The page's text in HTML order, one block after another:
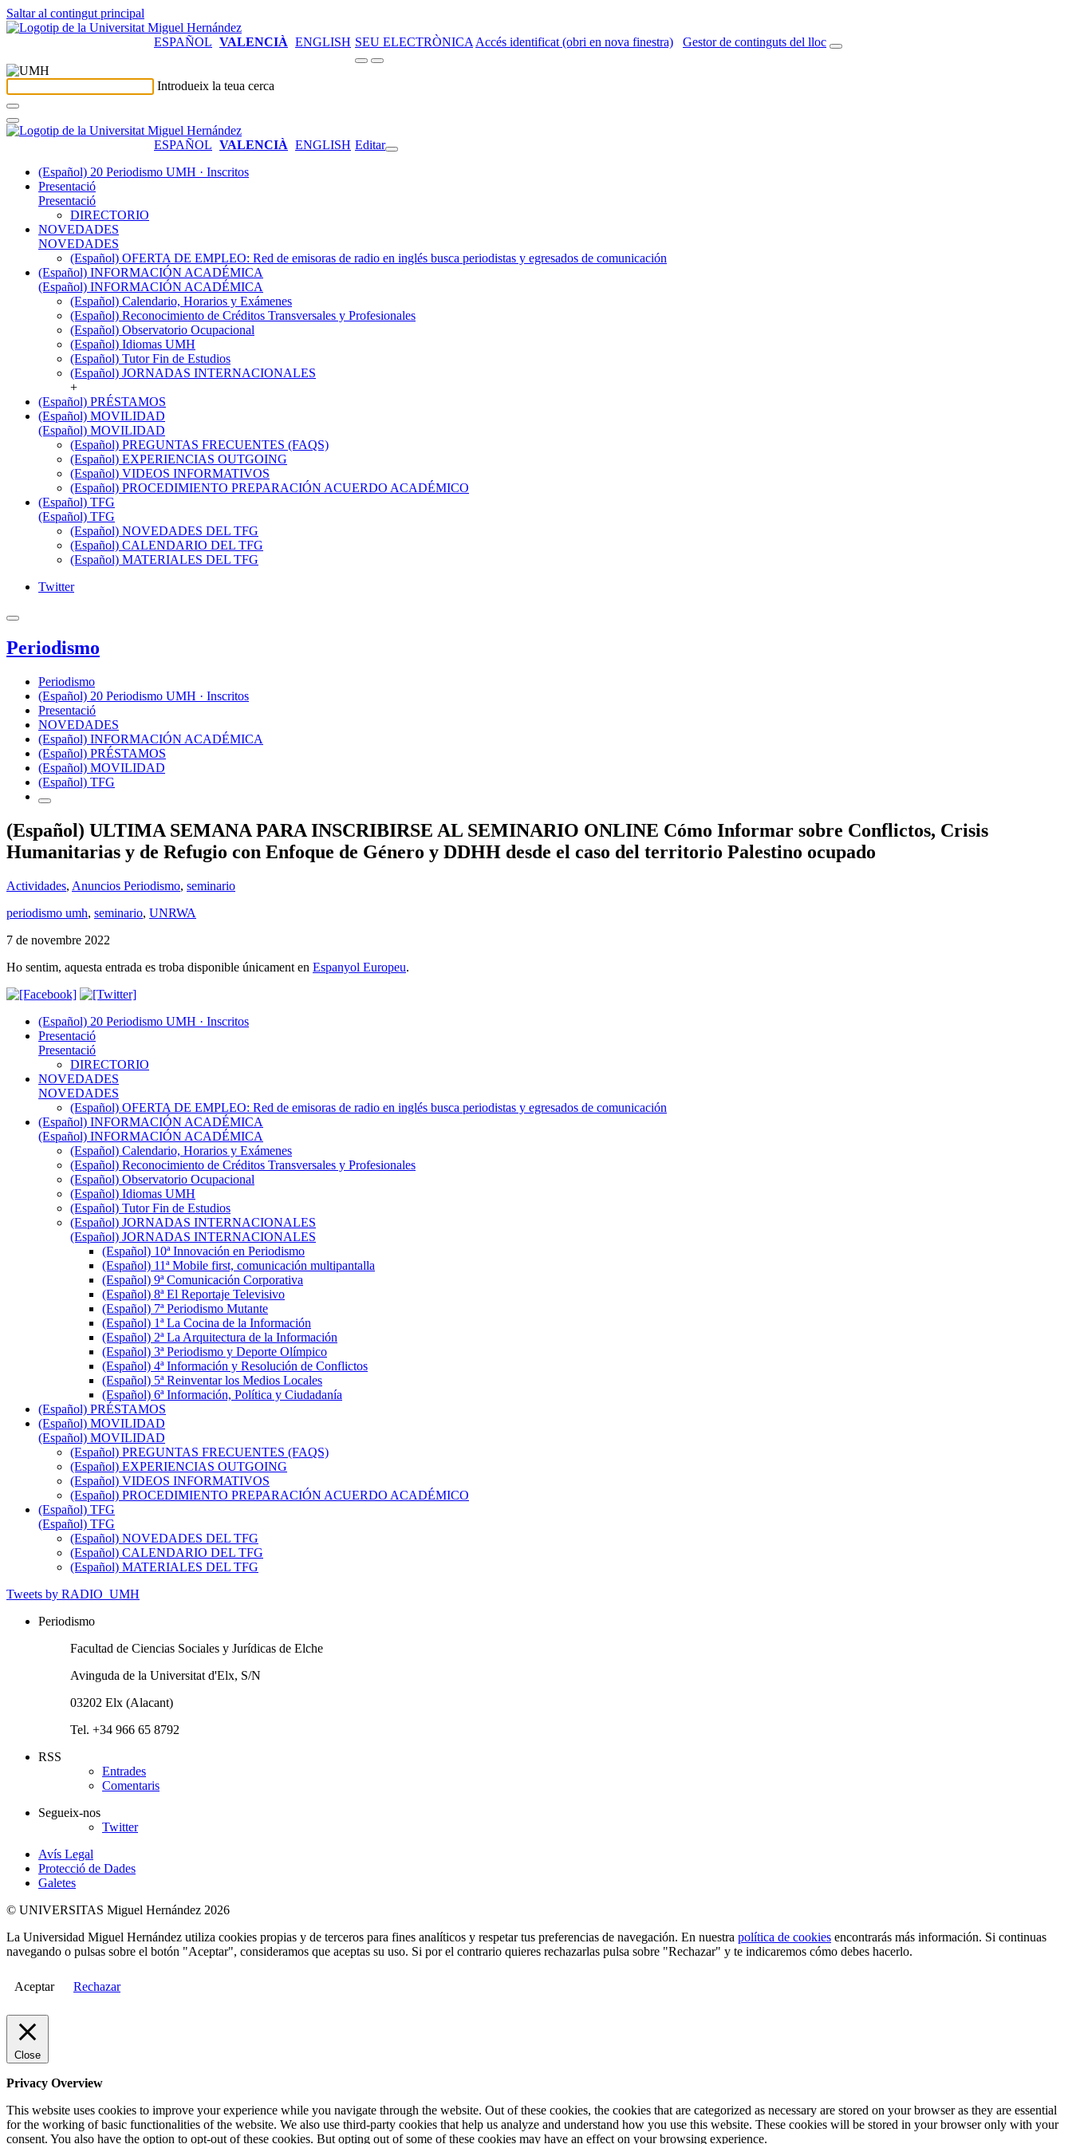
Saltar al contingut principal
ESPAÑOL VALENCIÀ ENGLISH SEU ELECTRÒNICA Accés identificat (obri en nova finestra) Gestor de continguts del lloc
Introdueix la teua cerca
ESPAÑOL VALENCIÀ ENGLISH Editar
(Español) 20 Periodismo UMH · Inscritos
Presentació
Presentació
DIRECTORIO
NOVEDADES
NOVEDADES
(Español) OFERTA DE EMPLEO: Red de emisoras de radio en inglés busca periodistas y egresados de comunicación
(Español) INFORMACIÓN ACADÉMICA
(Español) INFORMACIÓN ACADÉMICA
(Español) Calendario, Horarios y Exámenes
(Español) Reconocimiento de Créditos Transversales y Profesionales
(Español) Observatorio Ocupacional
(Español) Idiomas UMH
(Español) Tutor Fin de Estudios
(Español) JORNADAS INTERNACIONALES
+
(Español) PRÉSTAMOS
(Español) MOVILIDAD
(Español) MOVILIDAD
(Español) PREGUNTAS FRECUENTES (FAQS)
(Español) EXPERIENCIAS OUTGOING
(Español) VIDEOS INFORMATIVOS
(Español) PROCEDIMIENTO PREPARACIÓN ACUERDO ACADÉMICO
(Español) TFG
(Español) TFG
(Español) NOVEDADES DEL TFG
(Español) CALENDARIO DEL TFG
(Español) MATERIALES DEL TFG
Twitter
Periodismo
Periodismo
(Español) 20 Periodismo UMH · Inscritos
Presentació
NOVEDADES
(Español) INFORMACIÓN ACADÉMICA
(Español) PRÉSTAMOS
(Español) MOVILIDAD
(Español) TFG
(Español) ULTIMA SEMANA PARA INSCRIBIRSE AL SEMINARIO ONLINE Cómo Informar sobre Conflictos, Crisis
Humanitarias y de Refugio con Enfoque de Género y DDHH desde el caso del territorio Palestino ocupado
Actividades, Anuncios Periodismo, seminario
periodismo umh, seminario, UNRWA
7 de novembre 2022
Ho sentim, aquesta entrada es troba disponible únicament en Espanyol Europeu.
(Español) 20 Periodismo UMH · Inscritos
Presentació
Presentació
DIRECTORIO
NOVEDADES
NOVEDADES
(Español) OFERTA DE EMPLEO: Red de emisoras de radio en inglés busca periodistas y egresados de comunicación
(Español) INFORMACIÓN ACADÉMICA
(Español) INFORMACIÓN ACADÉMICA
(Español) Calendario, Horarios y Exámenes
(Español) Reconocimiento de Créditos Transversales y Profesionales
(Español) Observatorio Ocupacional
(Español) Idiomas UMH
(Español) Tutor Fin de Estudios
(Español) JORNADAS INTERNACIONALES
(Español) JORNADAS INTERNACIONALES
(Español) 10ª Innovación en Periodismo
(Español) 11ª Mobile first, comunicación multipantalla
(Español) 9ª Comunicación Corporativa
(Español) 8ª El Reportaje Televisivo
(Español) 7ª Periodismo Mutante
(Español) 1ª La Cocina de la Información
(Español) 2ª La Arquitectura de la Información
(Español) 3ª Periodismo y Deporte Olímpico
(Español) 4ª Información y Resolución de Conflictos
(Español) 5ª Reinventar los Medios Locales
(Español) 6ª Información, Política y Ciudadanía
(Español) PRÉSTAMOS
(Español) MOVILIDAD
(Español) MOVILIDAD
(Español) PREGUNTAS FRECUENTES (FAQS)
(Español) EXPERIENCIAS OUTGOING
(Español) VIDEOS INFORMATIVOS
(Español) PROCEDIMIENTO PREPARACIÓN ACUERDO ACADÉMICO
(Español) TFG
(Español) TFG
(Español) NOVEDADES DEL TFG
(Español) CALENDARIO DEL TFG
(Español) MATERIALES DEL TFG
Tweets by RADIO_UMH
Periodismo
Facultad de Ciencias Sociales y Jurídicas de Elche
Avinguda de la Universitat d'Elx, S/N
03202 Elx (Alacant)
Tel. +34 966 65 8792
RSS
Entrades
Comentaris
Segueix-nos
Twitter
Avís Legal
Protecció de Dades
Galetes
© UNIVERSITAS Miguel Hernández 2026
La Universidad Miguel Hernández utiliza cookies propias y de terceros para fines analíticos y respetar tus preferencias de navegación. En nuestra política de cookies encontrarás más información. Si continuas
navegando o pulsas sobre el botón "Aceptar", consideramos que aceptas su uso. Si por el contrario quieres rechazarlas pulsa sobre "Rechazar" y te indicaremos cómo debes hacerlo.
Aceptar Rechazar
Close
Privacy Overview
This website uses cookies to improve your experience while you navigate through the website. Out of these cookies, the cookies that are categorized as necessary are stored on your browser as they are essential
for the working of basic functionalities of the website. We also use third-party cookies that help us analyze and understand how you use this website. These cookies will be stored in your browser only with your
consent. You also have the option to opt-out of these cookies. But opting out of some of these cookies may have an effect on your browsing experience.